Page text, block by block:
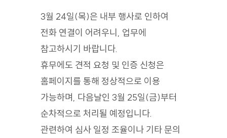
3월 24일(목)은 내부 행사로 인하여
전화 연결이 어려우니, 업무에
참고하시기 바랍니다.
휴무에도 견적 요청 및 인증 신청은
홈페이지를 통해 정상적으로 이용
가능하며, 다음날인 3월 25일(금)부터
순차적으로 처리될 예정입니다.
관련하여 심사 일정 조율이나 기타 문의